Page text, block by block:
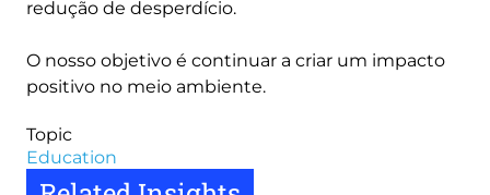
redução de desperdício.
O nosso objetivo é continuar a criar um impacto
positivo no meio ambiente.
Topic
Education